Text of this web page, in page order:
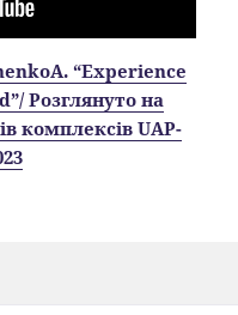
“Experience
Розглянуто на
комплексів UAP-